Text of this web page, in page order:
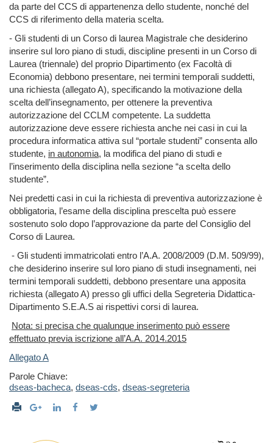
da parte del CCS di appartenenza dello studente, nonché del
CCS di riferimento della materia scelta.
- Gli studenti di un Corso di laurea Magistrale che desiderino
inserire sul loro piano di studi, discipline presenti in un Corso di
Laurea (triennale) del proprio Dipartimento (ex Facoltà di
Economia) debbono presentare, nei termini temporali suddetti,
una richiesta (allegato A), specificando la motivazione della
scelta dell’insegnamento, per ottenere la preventiva
autorizzazione del CCLM competente. La suddetta
autorizzazione deve essere richiesta anche nei casi in cui la
procedura informatica attiva sul “portale studenti” consenta allo
studente, in autonomia, la modifica del piano di studi e
l’inserimento della disciplina nella sezione “a scelta dello
studente”.
Nei predetti casi in cui la richiesta di preventiva autorizzazione è
obbligatoria, l’esame della disciplina prescelta può essere
sostenuto solo dopo l’approvazione da parte del Consiglio del
Corso di Laurea.
- Gli studenti immatricolati entro l’A.A. 2008/2009 (D.M. 509/99),
che desiderino inserire sul loro piano di studi insegnamenti, nei
termini temporali suddetti, debbono presentare una apposita
richiesta (allegato A) presso gli uffici della Segreteria Didattica-
Dipartimento S.E.A.S ai rispettivi corsi di laurea.
Nota: si precisa che qualunque inserimento può essere
effettuato previa iscrizione all’A.A. 2014.2015
Allegato A
Parole Chiave:
dseas-bacheca, dseas-cds, dseas-segreteria